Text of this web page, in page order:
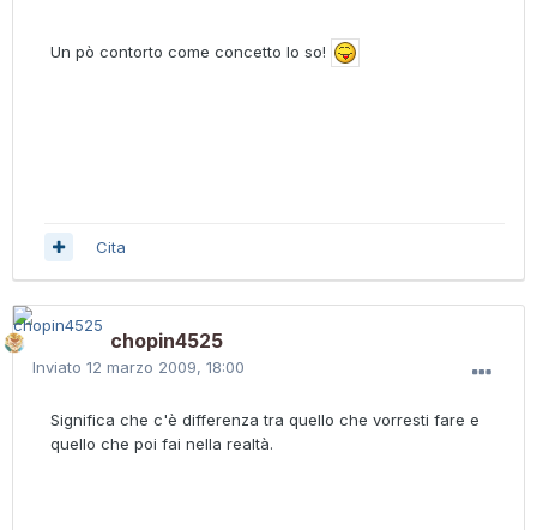
Un pò contorto come concetto lo so!
Cita
chopin4525
Inviato 12 marzo 2009, 18:00
Significa che c'è differenza tra quello che vorresti fare e
quello che poi fai nella realtà.